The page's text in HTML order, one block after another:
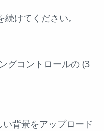
けてください。
グコントロールの (3
背景をアップロード